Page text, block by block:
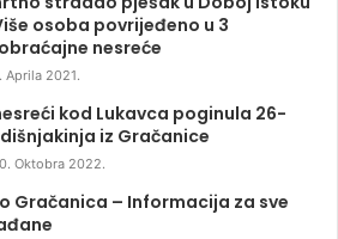
osoba povrijeđeno u 3
nesreće
Aprila 2021.
kod Lukavca poginula 26-
iz Gračanice
Oktobra 2022.
Gračanica – Informacija za sve